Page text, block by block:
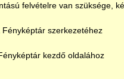
felvételre van szüksége,
Fényképtár szerkezetéhez
kezdő oldalához